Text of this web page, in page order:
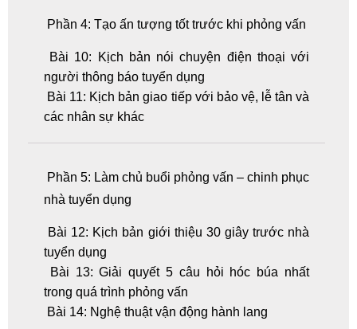
Phần 4: Tạo ấn tượng tốt trước khi phỏng vấn
Bài 10: Kịch bản nói chuyện điện thoại với
người thông báo tuyển dụng
Bài 11: Kịch bản giao tiếp với bảo vệ, lễ tân và
các nhân sự khác
Phần 5: Làm chủ buổi phỏng vấn – chinh phục
nhà tuyển dụng
Bài 12: Kịch bản giới thiệu 30 giây trước nhà
tuyển dụng
Bài 13: Giải quyết 5 câu hỏi hóc búa nhất
trong quá trình phỏng vấn
Bài 14: Nghệ thuật vận động hành lang